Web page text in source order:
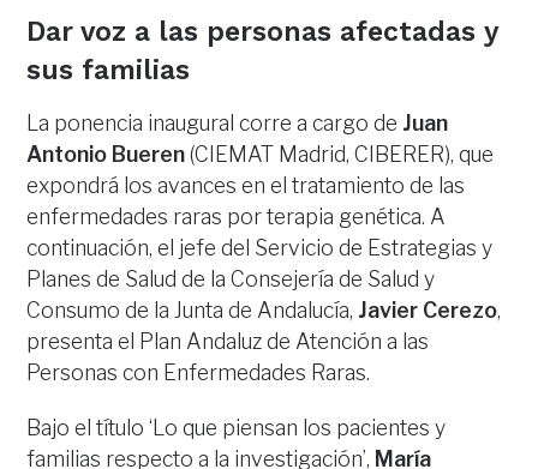
Dar voz a las personas afectadas y
sus familias
La ponencia inaugural corre a cargo de Juan
Antonio Bueren(CIEMAT Madrid, CIBERER), que
expondrá los avances en el tratamiento de las
enfermedades raras por terapia genética. A
continuación, el jefe del Servicio de Estrategias y
Planes de Salud de la Consejería de Salud y
Consumo de la Junta de Andalucía, Javier Cerezo,
presenta el Plan Andaluz de Atención a las
Personas con Enfermedades Raras.
Bajo el título ‘Lo que piensan los pacientes y
familias respecto a la investigación’, María